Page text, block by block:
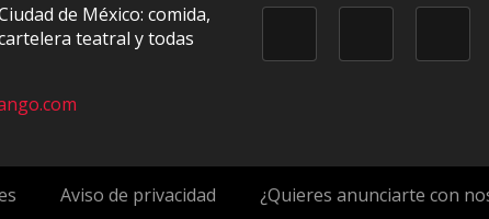
de México: comida,
teatral y todas
Aviso de privacidad ¿Quieres anunciarte con